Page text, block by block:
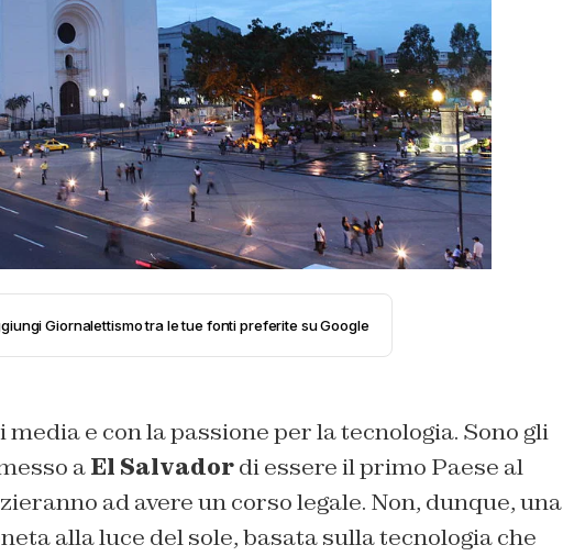
Giornalettismo tra le tue fonti preferite su Google
e con la passione per la tecnologia. Sono gli
aEl Salvadordi essere il primo Paese al
ad avere un corso legale. Non, dunque, una
alla luce del sole, basata sulla tecnologia che